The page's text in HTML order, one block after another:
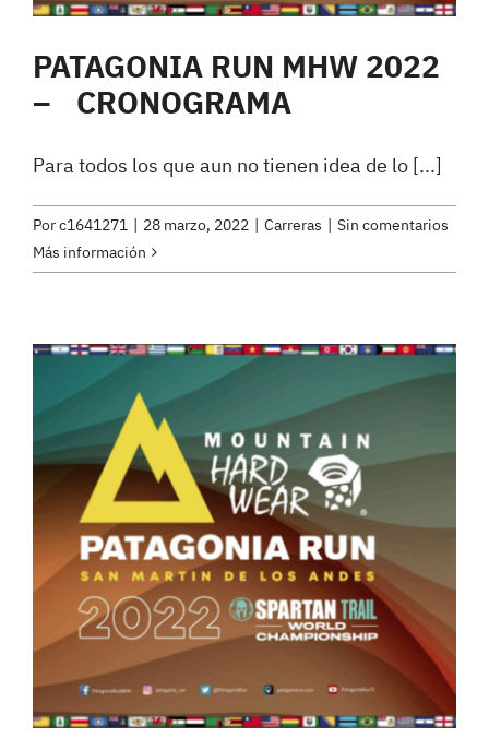
PATAGONIA RUN MHW 2022
– CRONOGRAMA
Para todos los que aun no tienen idea de lo [...]
Porc1641271 | 28 marzo, 2022 | Carreras | Sin comentarios
Más información